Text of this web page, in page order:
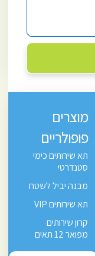
מוצרים
פופולריים
תא שירותים כימי
סטנדרטי
מבנה יביל לשטח
תא שירותים VIP
קרון שירותים
מפואר 12 תאים